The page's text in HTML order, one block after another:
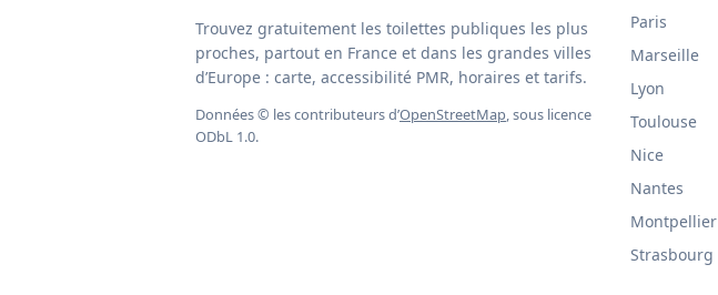
Trouvez gratuitement les toilettes publiques les plus
proches, partout en France et dans les grandes villes
d’Europe : carte, accessibilité PMR, horaires et tarifs.
Données © les contributeurs d’OpenStreetMap, sous licence
ODbL 1.0.
Paris
Marseille
Lyon
Toulouse
Nice
Nantes
Montpellier
Strasbourg